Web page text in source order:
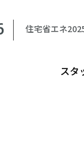
住宅省エネ
スタ